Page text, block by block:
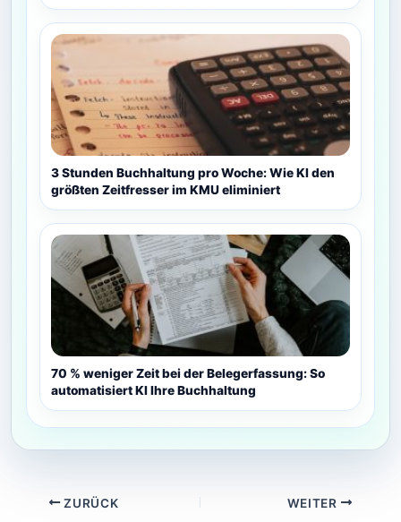
3 Stunden Buchhaltung pro Woche: Wie KI den
größten Zeitfresser im KMU eliminiert
70 % weniger Zeit bei der Belegerfassung: So
automatisiert KI Ihre Buchhaltung
ZURÜCK WEITER